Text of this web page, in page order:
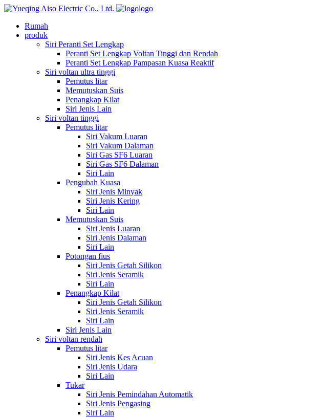
logo
Rumah
produk
Siri Peranti Set Lengkap
Peranti Set Lengkap Voltan Tinggi dan Rendah
Peranti Set Lengkap Pampasan Kuasa Reaktif
Siri voltan ultra tinggi
Pemutus litar
Memutuskan Suis
Penangkap Kilat
Siri Jenis Lain
Siri voltan tinggi
Pemutus litar
Siri Vakum Luaran
Siri Vakum Dalaman
Siri Gas SF6 Luaran
Siri Gas SF6 Dalaman
Siri Lain
Pengubah Kuasa
Siri Jenis Minyak
Siri Jenis Kering
Siri Lain
Memutuskan Suis
Siri Jenis Luaran
Siri Jenis Dalaman
Siri Lain
Potongan fius
Siri Jenis Getah Silikon
Siri Jenis Seramik
Siri Lain
Penangkap Kilat
Siri Jenis Getah Silikon
Siri Jenis Seramik
Siri Lain
Siri Jenis Lain
Siri voltan rendah
Pemutus litar
Siri Jenis Kes Acuan
Siri Jenis Udara
Siri Lain
Tukar
Siri Jenis Pemindahan Automatik
Siri Jenis Pengasing
Siri Lain